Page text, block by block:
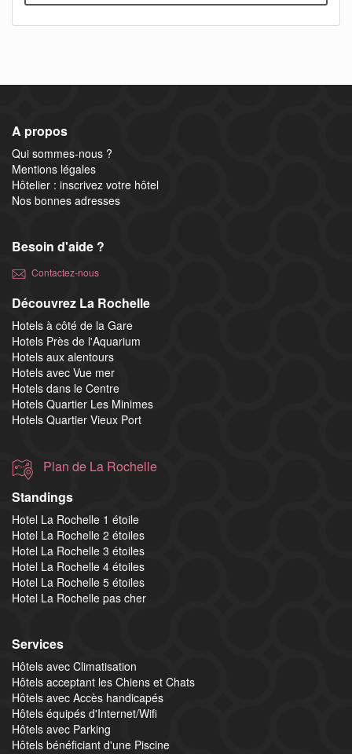
A propos
Qui sommes-nous ?
Mentions légales
Hôtelier : inscrivez votre hôtel
Nos bonnes adresses
Besoin d'aide ?
Contactez-nous
Découvrez La Rochelle
Hotels à côté de la Gare
Hotels Près de l'Aquarium
Hotels aux alentours
Hotels avec Vue mer
Hotels dans le Centre
Hotels Quartier Les Minimes
Hotels Quartier Vieux Port
Plan de La Rochelle
Standings
Hotel La Rochelle 1 étoile
Hotel La Rochelle 2 étoiles
Hotel La Rochelle 3 étoiles
Hotel La Rochelle 4 étoiles
Hotel La Rochelle 5 étoiles
Hotel La Rochelle pas cher
Services
Hôtels avec Climatisation
Hôtels acceptant les Chiens et Chats
Hôtels avec Accès handicapés
Hôtels équipés d'Internet/Wifi
Hôtels avec Parking
Hôtels bénéficiant d'une Piscine